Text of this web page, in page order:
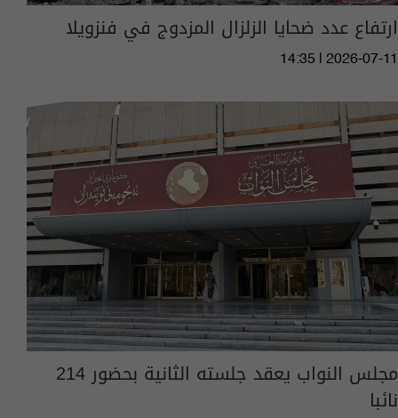
ارتفاع عدد ضحايا الزلزال المزدوج في فنزويلا
14:35 | 2026-07-11
مجلس النواب يعقد جلسته الثانية بحضور 214
نائبا